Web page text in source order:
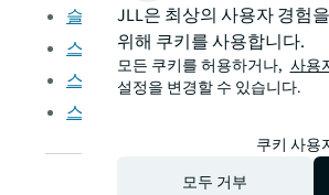
슬로바키아어
스페인어
스웨덴어
스위스 독일어
JLL은 최상의 사용자 경험
위해 쿠키를 사용합니다.
모든 쿠키를 허용하거나, 사용
설정을 변경할 수 있습니다.
쿠키 사용
모두 거부